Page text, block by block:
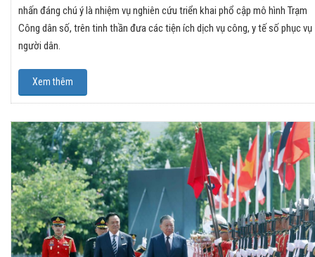
nhấn đáng chú ý là nhiệm vụ nghiên cứu triển khai phổ cập mô hình Trạm
Công dân số, trên tinh thần đưa các tiện ích dịch vụ công, y tế số phục vụ
người dân.
Xem thêm